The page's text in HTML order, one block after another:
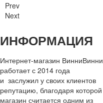
Prev
Next
ИНФОРМАЦИЯ
Интернет-магазин ВинниВинни
работает с 2014 года
и заслужил у своих клиентов
репутацию, благодаря которой
магазин считается одним из